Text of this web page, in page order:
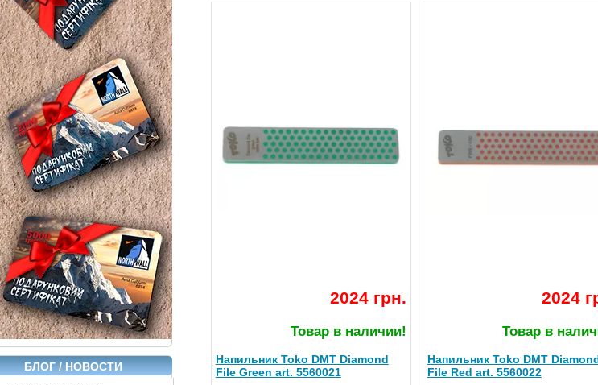
БЛОГ / НОВОСТИ
2024 грн.
Товар в наличии!
Напильник Toko DMT Diamond
File Green art. 5560021
2024
Товар в
Напильник Toko DMT
File Red art. 5560022